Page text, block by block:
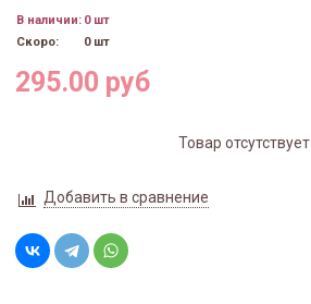
В наличии: 0 шт
Скоро:
0 шт
295.00 руб
Товар отсутствует
Добавить в сравнение